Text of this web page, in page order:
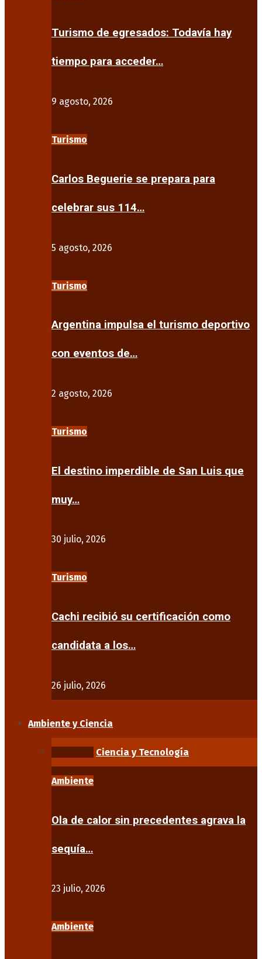
Turismo de egresados: Todavía hay
tiempo para acceder…
9 agosto, 2026
Turismo
Carlos Beguerie se prepara para
celebrar sus 114…
5 agosto, 2026
Turismo
Argentina impulsa el turismo deportivo
con eventos de…
2 agosto, 2026
Turismo
El destino imperdible de San Luis que
muy…
30 julio, 2026
Turismo
Cachi recibió su certificación como
candidata a los…
26 julio, 2026
Ambiente y Ciencia
Ciencia y Tecnología
Ambiente
Ola de calor sin precedentes agrava la
sequía…
23 julio, 2026
Ambiente